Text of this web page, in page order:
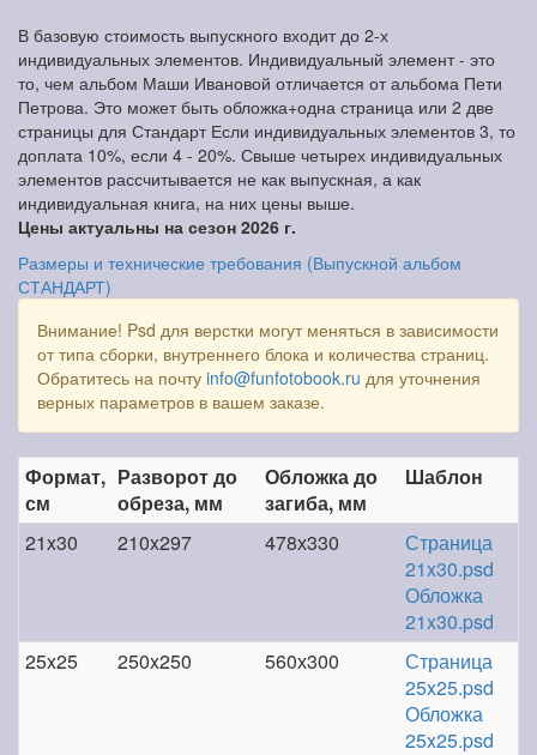
В базовую стоимость выпускного входит до 2-х
индивидуальных элементов. Индивидуальный элемент - это
то, чем альбом Маши Ивановой отличается от альбома Пети
Петрова. Это может быть обложка+одна страница или 2 две
страницы для Стандарт Если индивидуальных элементов 3, то
доплата 10%, если 4 - 20%. Свыше четырех индивидуальных
элементов рассчитывается не как выпускная, а как
индивидуальная книга, на них цены выше.
Цены актуальны на сезон 2026 г.
Размеры и технические требования (Выпускной альбом
СТАНДАРТ)
Внимание! Psd для верстки могут меняться в зависимости
от типа сборки, внутреннего блока и количества страниц.
Обратитесь на почту info@funfotobook.ru для уточнения
верных параметров в вашем заказе.
Формат,
см
Разворот до
обреза, мм
Обложка до
загиба, мм
Шаблон
21x30 210x297 478х330
Страница
21x30.psd
Обложка
21x30.psd
25x25
250x250 560х300
Страница
25x25.psd
Обложка
25x25.psd